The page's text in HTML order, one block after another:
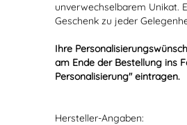
unverwechselbarem Unikat.
Geschenk zu jeder
Ihre
am Ende der Bestellung ins
Personalisierung" eintragen.
Hersteller-Angaben: